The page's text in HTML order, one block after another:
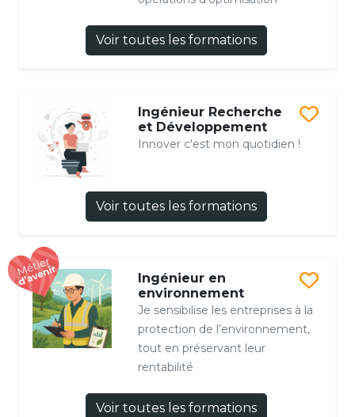
Voir toutes les formations
Ingénieur Recherche
et Développement
Innover c'est mon quotidien !
Voir toutes les formations
Ingénieur en
environnement
Je sensibilise les entreprises à la
protection de l’environnement,
tout en préservant leur
rentabilité
Voir toutes les formations